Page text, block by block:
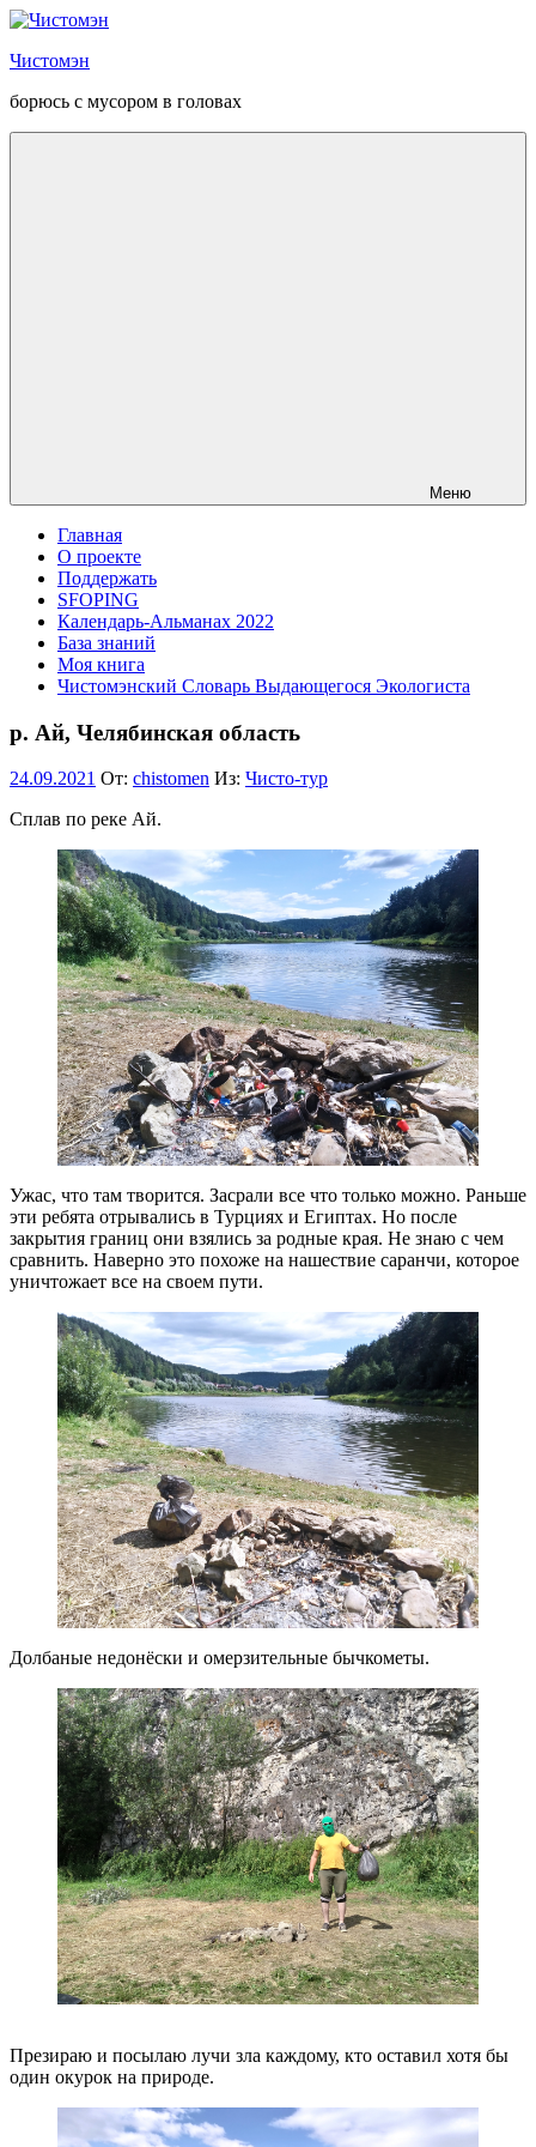
Перейти
содержанию
Чистомэн
борюсь с мусором в головах
Меню
Главная
О проекте
Поддержать
SFOPING
Календарь-Альманах 2022
База знаний
Моя книга
Чистомэнский Словарь Выдающегося Экологиста
р. Ай, Челябинская область
24.09.2021 От: chistomen Из: Чисто-тур
Сплав по реке Ай.
Ужас, что там творится. Засрали все что только можно. Раньше
эти ребята отрывались в Турциях и Египтах. Но после
закрытия границ они взялись за родные края. Не знаю с чем
сравнить. Наверно это похоже на нашествие саранчи, которое
уничтожает все на своем пути.
Долбаные недонёски и омерзительные бычкометы.
Презираю и посылаю лучи зла каждому, кто оставил хотя бы
один окурок на природе.